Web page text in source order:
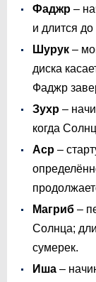
Фаджр –
и длится
Шурук –
диска
Фаджр
Зухр –
когда
Аср –
Магриб –
Солнца;
сумерек.
Иша –